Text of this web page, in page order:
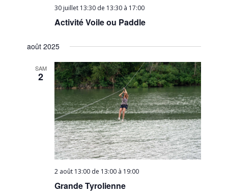
30 juillet 13:30 de 13:30 à 17:00
Activité Voile ou Paddle
août 2025
SAM
2
2 août 13:00 de 13:00 à 19:00
Grande Tyrolienne